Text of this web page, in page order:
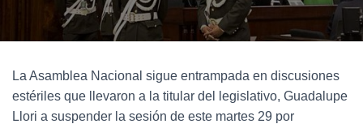
La Asamblea Nacional sigue entrampada en discusiones
estériles que llevaron a la titular del legislativo, Guadalupe
Llori a suspender la sesión de este martes 29 por